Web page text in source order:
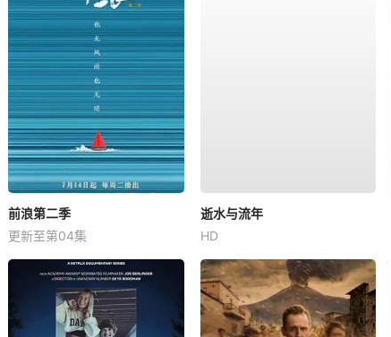
前浪第二季
更新至第04集
逝水与流年
HD